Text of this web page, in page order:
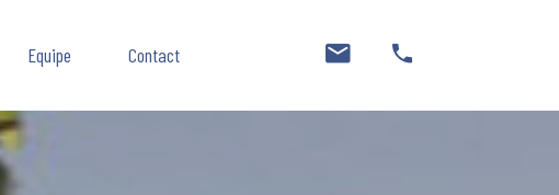
Equipe Contact